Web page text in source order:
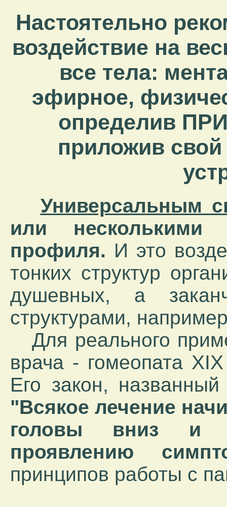
Настоятельно
воздействие на
все тела:
эфирное,
определив
приложив
Универсальным
или несколькими
профиля. И это
тонких структур
душевных, а
структурами,
Для реального
врача - гомеопата
Его закон,
"Всякое лечение
головы вниз и
проявлению
принципов работы с